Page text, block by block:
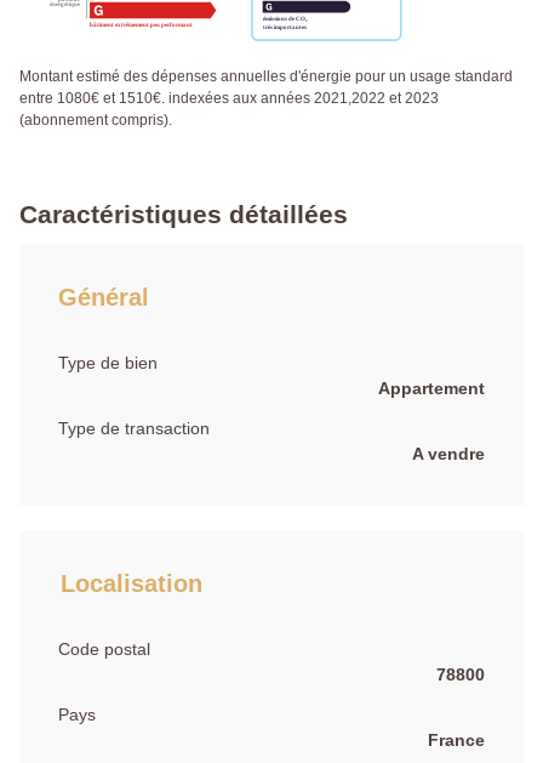
Montant estimé des dépenses annuelles d'énergie pour un usage standard
entre 1080€ et 1510€. indexées aux années 2021,2022 et 2023
(abonnement compris).
Caractéristiques détaillées
Général
Type de bien
Appartement
Type de transaction
A vendre
Localisation
Code postal
78800
Pays
France